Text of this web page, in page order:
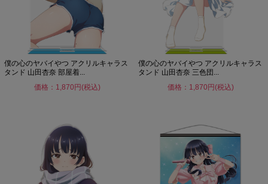
僕の心のヤバイやつ アクリルキャラス
タンド 山田杏奈 部屋着...
価格：1,870円(税込)
僕の心のヤバイやつ アクリルキャラス
タンド 山田杏奈 三色団...
価格：1,870円(税込)